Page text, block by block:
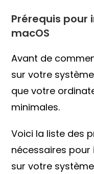
Prérequis pour
macOS
Avant de
sur votre
que votre
minimales.
Voici la liste des
nécessaires pour
sur votre